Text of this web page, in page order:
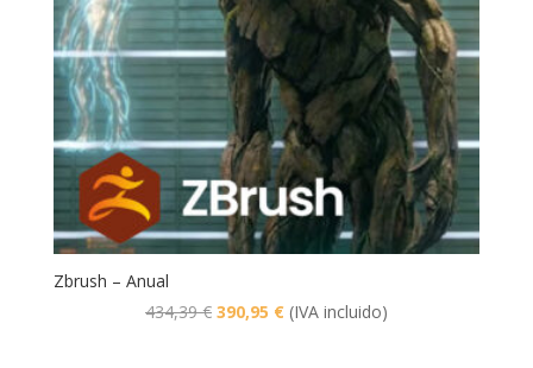
Zbrush – Anual
434,39€ El
390,95 €El(IVA incluido)